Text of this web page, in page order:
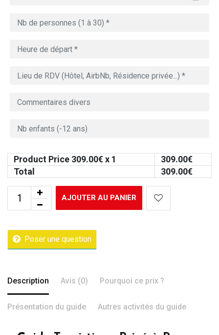
Product Price 309.00€ x 1 309.00€
Total
309.00€
AJOUTER AU PANIER
Poser une question
Description Avis (0) Pourquoi ce prix ?
Présentation du guide Autres activités du guide